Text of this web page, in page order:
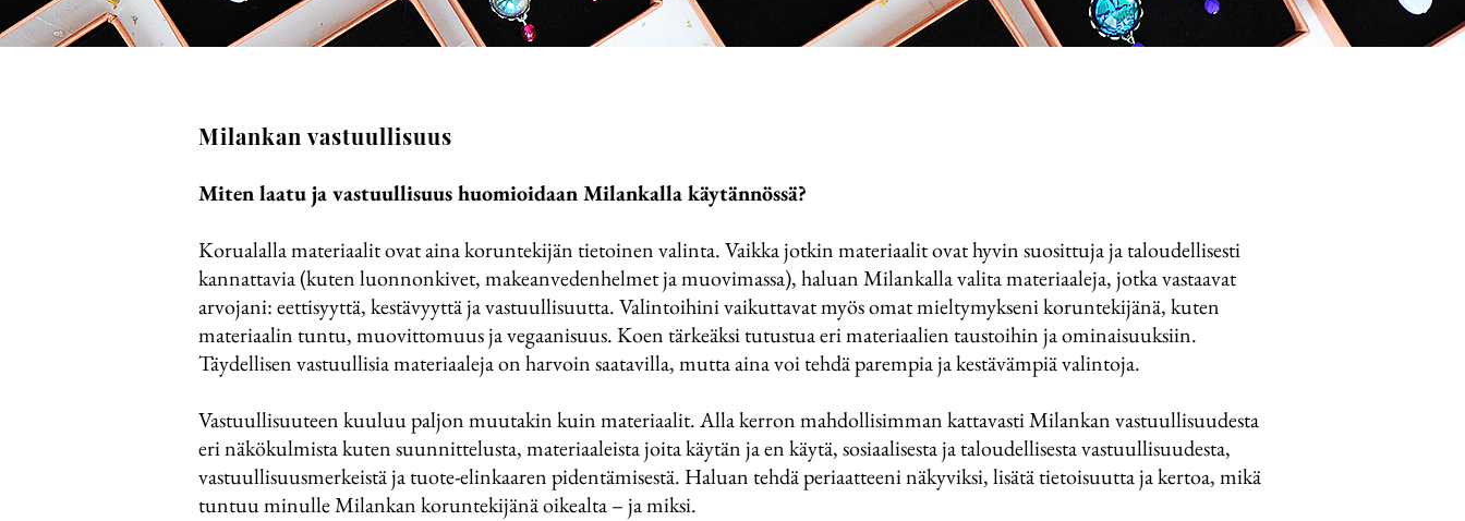
Milankan vastuullisuus
Miten laatu ja vastuullisuus huomioidaan Milankalla käytännössä?
Korualalla materiaalit ovat aina koruntekijän tietoinen valinta. Vaikka jotkin materiaalit ovat hyvin suosittuja ja taloudellisesti
kannattavia (kuten luonnonkivet, makeanvedenhelmet ja muovimassa), haluan Milankalla valita materiaaleja, jotka vastaavat
arvojani: eettisyyttä, kestävyyttä ja vastuullisuutta. Valintoihini vaikuttavat myös omat mieltymykseni koruntekijänä, kuten
materiaalin tuntu, muovittomuus ja vegaanisuus. Koen tärkeäksi tutustua eri materiaalien taustoihin ja ominaisuuksiin.
Täydellisen vastuullisia materiaaleja on harvoin saatavilla, mutta aina voi tehdä parempia ja kestävämpiä valintoja.
Vastuullisuuteen kuuluu paljon muutakin kuin materiaalit. Alla kerron mahdollisimman kattavasti Milankan vastuullisuudesta
eri näkökulmista kuten suunnittelusta, materiaaleista joita käytän ja en käytä, sosiaalisesta ja taloudellisesta vastuullisuudesta,
vastuullisuusmerkeistä ja tuote-elinkaaren pidentämisestä. Haluan tehdä periaatteeni näkyviksi, lisätä tietoisuutta ja kertoa, mikä
tuntuu minulle Milankan koruntekijänä oikealta – ja miksi.